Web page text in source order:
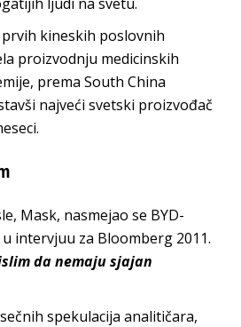
kineskih poslovnih
proizvodnju medicinskih
prema South China
najveći svetski proizvođač
Mask, nasmejao se BYD-
intervjuu za Bloomberg 2011.
da nemaju sjajan
spekulacija analitičara,